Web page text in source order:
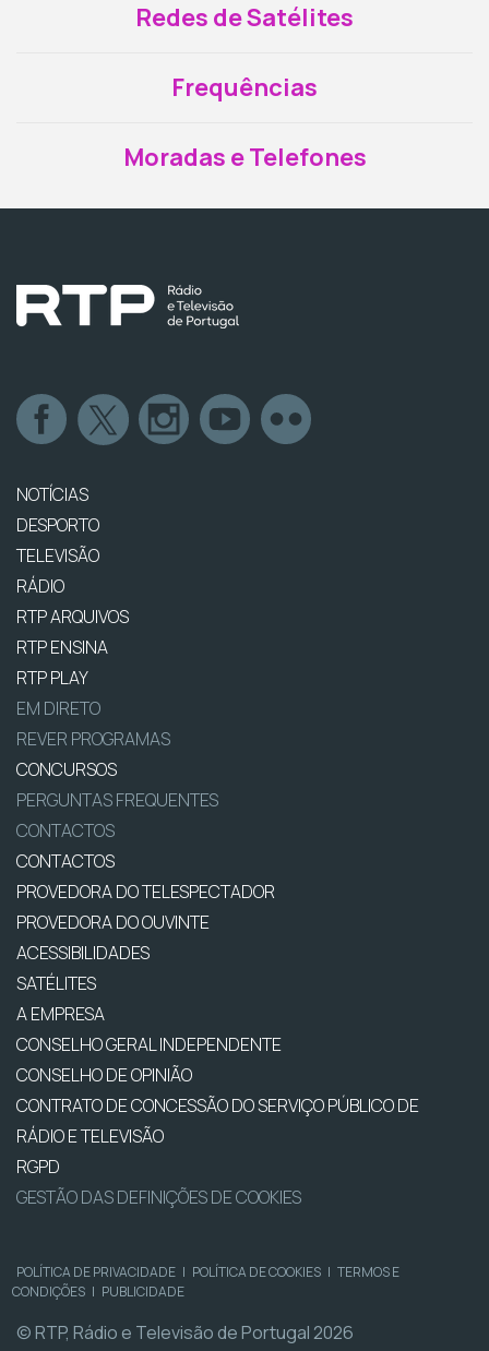
Redes de Satélites
Frequências
Moradas e Telefones
NOTÍCIAS
DESPORTO
TELEVISÃO
RÁDIO
RTP ARQUIVOS
RTP ENSINA
RTP PLAY
EM DIRETO
REVER PROGRAMAS
CONCURSOS
PERGUNTAS FREQUENTES
CONTACTOS
CONTACTOS
PROVEDORA DO TELESPECTADOR
PROVEDORA DO OUVINTE
ACESSIBILIDADES
SATÉLITES
A EMPRESA
CONSELHO GERAL INDEPENDENTE
CONSELHO DE OPINIÃO
CONTRATO DE CONCESSÃO DO SERVIÇO PÚBLICO DE
RÁDIO E TELEVISÃO
RGPD
GESTÃO DAS DEFINIÇÕES DE COOKIES
POLÍTICA DE PRIVACIDADE | POLÍTICA DE COOKIES | TERMOS E
CONDIÇÕES | PUBLICIDADE
© RTP, Rádio e Televisão de Portugal 2026